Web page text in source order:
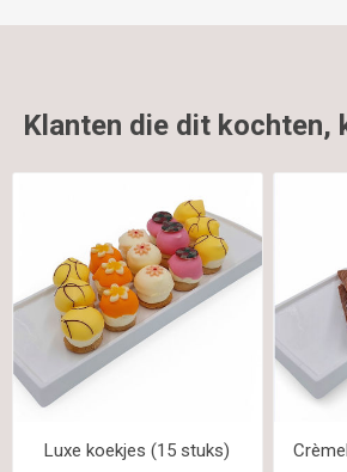
Klanten die dit kochten,
Luxe koekjes (15 stuks)